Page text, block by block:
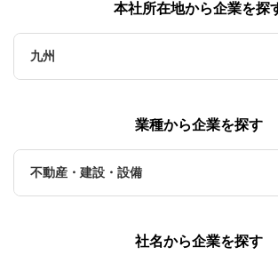
本社所在地から企業を探
九州
業種から企業を探す
不動産・建設・設備
社名から企業を探す